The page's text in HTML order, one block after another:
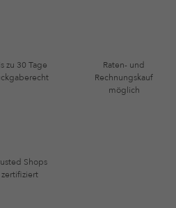
zu 30 Tage
Raten- und
Rechnungskauf
möglich
Shops
zertifiziert